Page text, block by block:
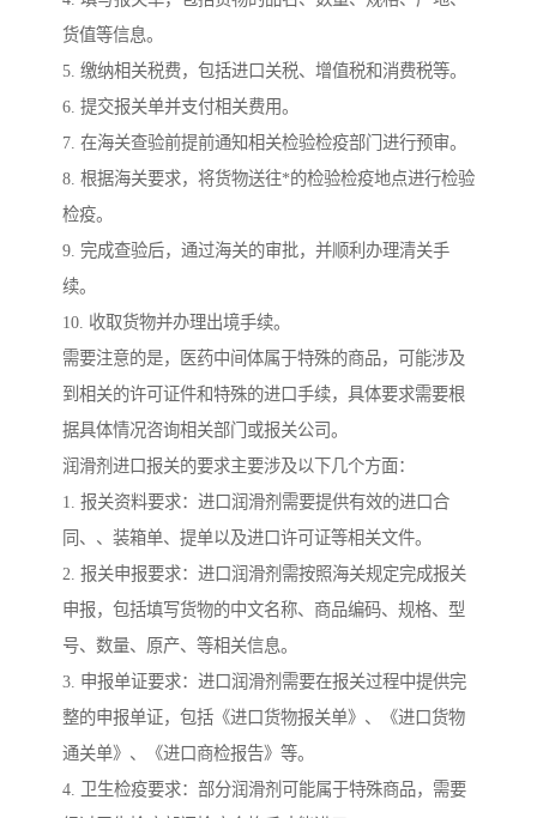
货值等信息。
5. 缴纳相关税费，包括进口关税、增值税和消费税等。
6. 提交报关单并支付相关费用。
7. 在海关查验前提前通知相关检验检疫部门进行预审。
8. 根据海关要求，将货物送往*的检验检疫地点进行检验
检疫。
9. 完成查验后，通过海关的审批，并顺利办理清关手
续。
10. 收取货物并办理出境手续。
需要注意的是，医药中间体属于特殊的商品，可能涉及
到相关的许可证件和特殊的进口手续，具体要求需要根
据具体情况咨询相关部门或报关公司。
润滑剂进口报关的要求主要涉及以下几个方面：
1. 报关资料要求：进口润滑剂需要提供有效的进口合
同、、装箱单、提单以及进口许可证等相关文件。
2. 报关申报要求：进口润滑剂需按照海关规定完成报关
申报，包括填写货物的中文名称、商品编码、规格、型
号、数量、原产、等相关信息。
3. 申报单证要求：进口润滑剂需要在报关过程中提供完
整的申报单证，包括《进口货物报关单》、《进口货物
通关单》、《进口商检报告》等。
4. 卫生检疫要求：部分润滑剂可能属于特殊商品，需要